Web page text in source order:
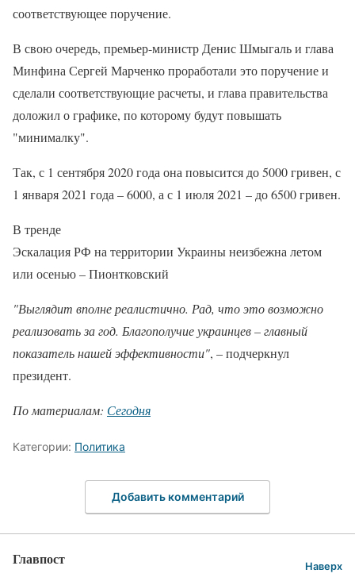
соответствующее поручение.
В свою очередь, премьер-министр Денис Шмыгаль и глава
Минфина Сергей Марченко проработали это поручение и
сделали соответствующие расчеты, и глава правительства
доложил о графике, по которому будут повышать
"минималку".
Так, с 1 сентября 2020 года она повысится до 5000 гривен, с
1 января 2021 года – 6000, а с 1 июля 2021 – до 6500 гривен.
В тренде
Эскалация РФ на территории Украины неизбежна летом
или осенью – Пионтковский
"Выглядит вполне реалистично. Рад, что это возможно
реализовать за год. Благополучие украинцев – главный
показатель нашей эффективности", – подчеркнул
президент.
По материалам: Сегодня
Категории: Политика
Добавить комментарий
Главпост Наверх